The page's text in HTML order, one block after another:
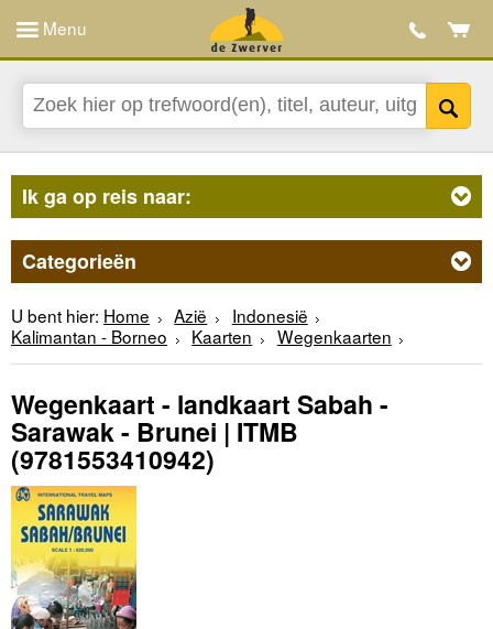
Menu
Ik ga op reis naar:
Categorieën
U bent hier: Home Azië
Indonesië
Kalimantan - Borneo
Kaarten Wegenkaarten
Wegenkaart - landkaart Sabah -
Sarawak - Brunei | ITMB
(9781553410942)